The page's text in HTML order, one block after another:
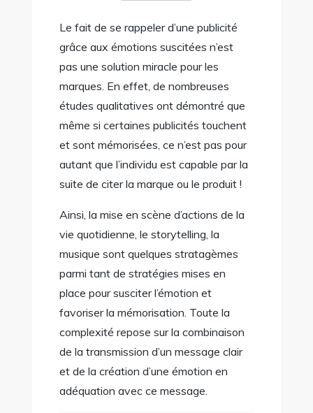
Le fait de se rappeler d’une publicité
grâce aux émotions suscitées n’est
pas une solution miracle pour les
marques. En effet, de nombreuses
études qualitatives ont démontré que
même si certaines publicités touchent
et sont mémorisées, ce n’est pas pour
autant que l’individu est capable par la
suite de citer la marque ou le produit !
Ainsi, la mise en scène d’actions de la
vie quotidienne, le storytelling, la
musique sont quelques stratagèmes
parmi tant de stratégies mises en
place pour susciter l’émotion et
favoriser la mémorisation. Toute la
complexité repose sur la combinaison
de la transmission d’un message clair
et de la création d’une émotion en
adéquation avec ce message.